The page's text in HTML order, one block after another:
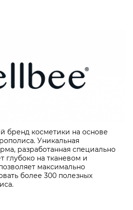
бренд косметики на основе
Уникальная
разработанная специально
глубоко на тканевом и
максимально
более 300 полезных